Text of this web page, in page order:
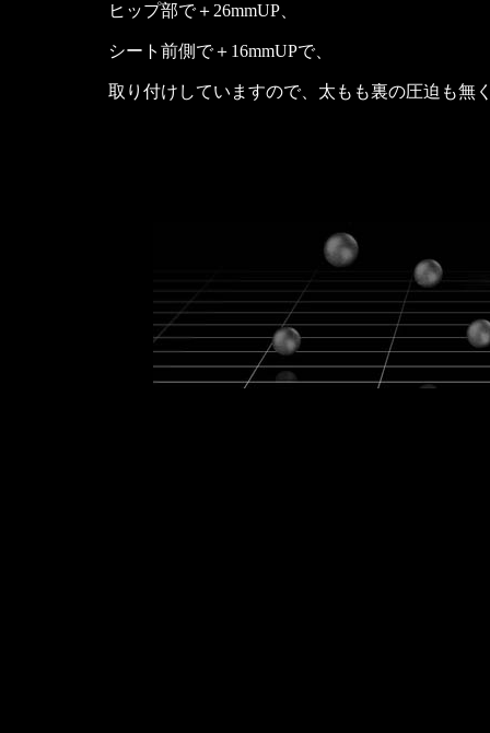
ヒップ部で＋26mmUP、
シート前側で＋16mmUPで、
取り付けしていますので、太もも裏の圧迫も無